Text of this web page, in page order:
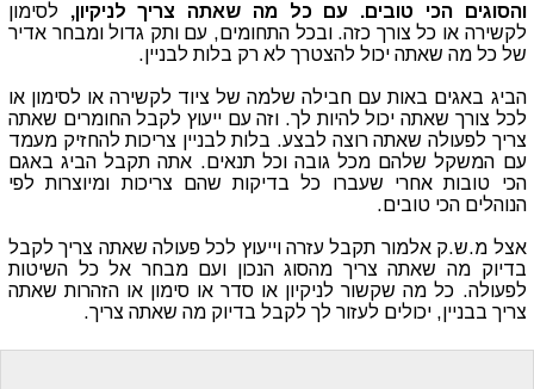
והסוגים הכי טובים. עם כל מה שאתה צריך לניקיון, לסימון
לקשירה או כל צורך כזה. ובכל התחומים, עם ותק גדול ומבחר אדיר
של כל מה שאתה יכול להצטרך לא רק בלות לבניין.
הביג באגים באות עם חבילה שלמה של ציוד לקשירה או לסימון או
לכל צורך שאתה יכול להיות לך. וזה עם ייעוץ לקבל החומרים שאתה
צריך לפעולה שאתה רוצה לבצע. בלות לבניין צריכות להחזיק מעמד
עם המשקל שלהם מכל גובה וכל תנאים. אתה תקבל הביג באגם
הכי טובות אחרי שעברו כל בדיקות שהם צריכות ומיוצרות לפי
הנוהלים הכי טובים.
אצל מ.ש.ק אלמור תקבל עזרה וייעוץ לכל פעולה שאתה צריך לקבל
בדיוק מה שאתה צריך מהסוג הנכון ועם מבחר אל כל השיטות
לפעולה. כל מה שקשור לניקיון או סדר או סימון או הזהרות שאתה
צריך בבניין, יכולים לעזור לך לקבל בדיוק מה שאתה צריך.